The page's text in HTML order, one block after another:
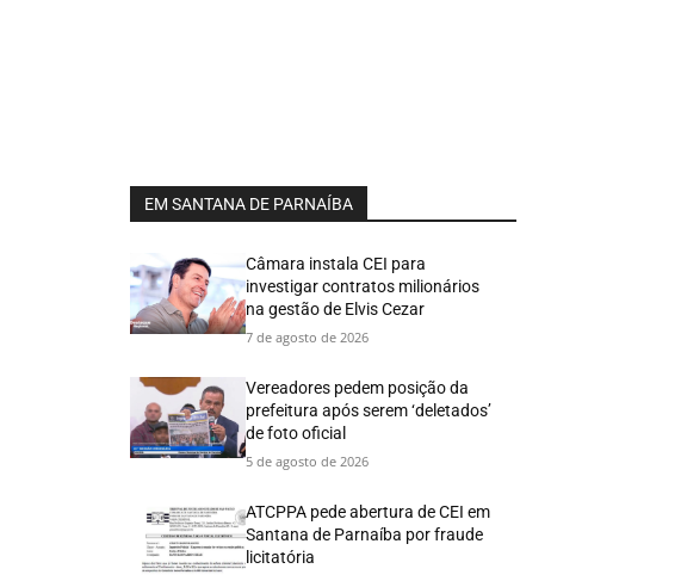
EM SANTANA DE PARNAÍBA
Câmara instala CEI para
investigar contratos milionários
na gestão de Elvis Cezar
7 de agosto de 2026
Vereadores pedem posição da
prefeitura após serem ‘deletados’
de foto oficial
5 de agosto de 2026
ATCPPA pede abertura de CEI em
Santana de Parnaíba por fraude
licitatória